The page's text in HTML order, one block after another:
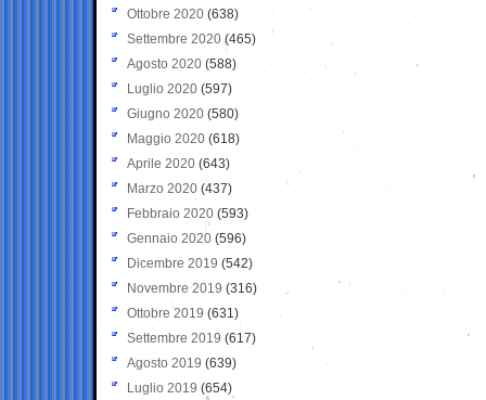
Ottobre 2020 (638)
Settembre 2020(465)
Agosto 2020 (588)
Luglio 2020 (597)
Giugno 2020 (580)
Maggio 2020 (618)
Aprile 2020 (643)
Marzo 2020 (437)
Febbraio 2020 (593)
Gennaio 2020 (596)
Dicembre 2019 (542)
Novembre 2019 (316)
Ottobre 2019 (631)
Settembre 2019 (617)
Agosto 2019 (639)
Luglio 2019 (654)